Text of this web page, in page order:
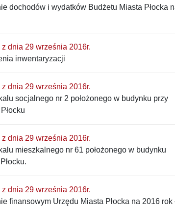
dochodów i wydatków Budżetu Miasta Płocka
dnia 29 września 2016r.
inwentaryzacji
dnia 29 września 2016r.
socjalnego nr 2 położonego w budynku przy
dnia 29 września 2016r.
mieszkalnego nr 61 położonego w budynku
dnia 29 września 2016r.
finansowym Urzędu Miasta Płocka na 2016 rok